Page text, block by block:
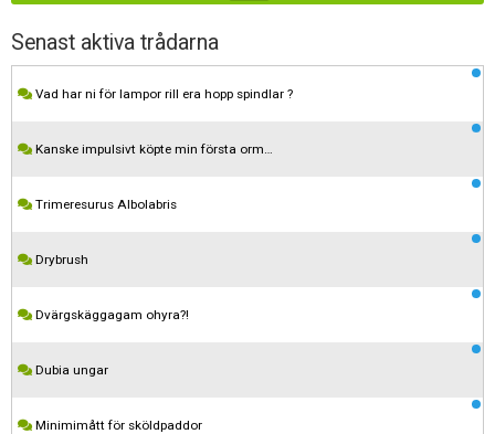
Senast aktiva trådarna
Vad har ni för lampor rill era hopp spindlar ?
Kanske impulsivt köpte min första orm…
Trimeresurus Albolabris
Drybrush
Dvärgskäggagam ohyra?!
Dubia ungar
Minimimått för sköldpaddor